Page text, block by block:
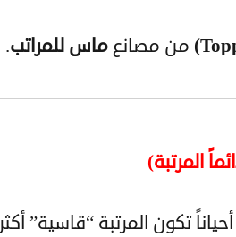
من مصانع ماس للمراتب.
المرتبة)
تكون المرتبة “قاسية” أكثر